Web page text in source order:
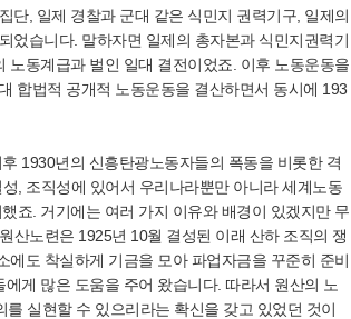
단, 일제 경찰과 군대 같은 식민지 권력기구, 일제의
었습니다. 말하자면 일제의 총자본과 식민지권력기
동계급과 벌인 일대 결전이었죠. 이후 노동운동을
합법적 공개적 노동운동을 결산하면서 동시에 193
1930년의 신흥탄광노동자들의 폭동을 비롯한 격
, 조직성에 있어서 우리나라뿐만 아니라 세계노동
죠. 거기에는 여러 가지 이유와 배경이 있겠지만 무
산노련은 1925년 10월 결성된 이래 산하 조직의 쟁
도 착실하게 기금을 모아 파업자금을 꾸준히 준비
게 많은 도움을 주어 왔습니다. 따라서 원산의 노
를 실현할 수 있으리라는 확신을 갖고 있었던 것이